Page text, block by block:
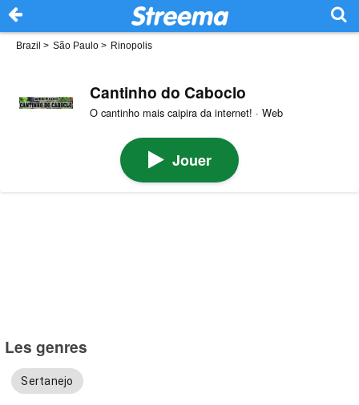
Brazil > São Paulo > Rinopolis
Cantinho do Caboclo
O cantinho mais caipira da internet! · Web
Jouer
Les genres
Sertanejo